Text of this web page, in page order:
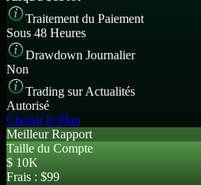
Traitement du Paiement
Sous 48 Heures
Drawdown Journalier
Non
Trading sur Actualités
Autorisé
Choisir le Plan
Meilleur Rapport
Taille du Compte
$ 10K
Frais : $99